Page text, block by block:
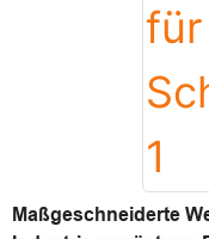
Maßgeschneiderte